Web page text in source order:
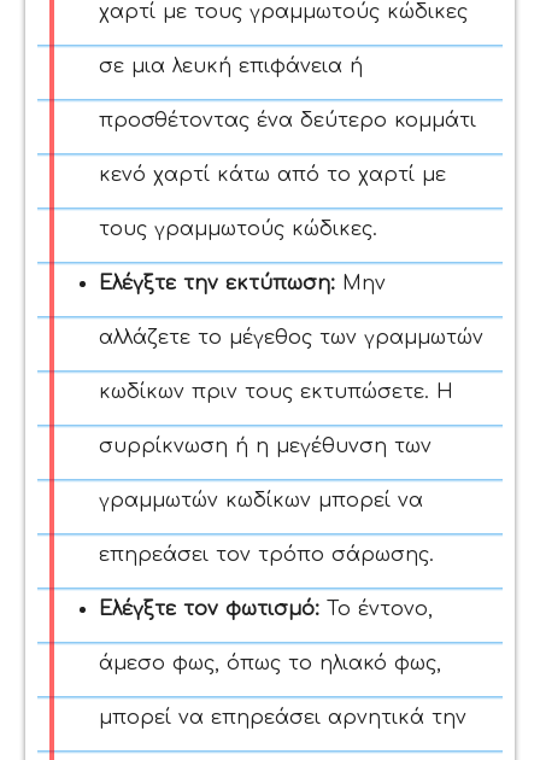
χαρτί με τους γραμμωτούς κώδικες
σε μια λευκή επιφάνεια ή
προσθέτοντας ένα δεύτερο κομμάτι
κενό χαρτί κάτω από το χαρτί με
τους γραμμωτούς κώδικες.
Ελέγξτε την εκτύπωση: Μην
αλλάζετε το μέγεθος των γραμμωτών
κωδίκων πριν τους εκτυπώσετε. Η
συρρίκνωση ή η μεγέθυνση των
γραμμωτών κωδίκων μπορεί να
επηρεάσει τον τρόπο σάρωσης.
Ελέγξτε τον φωτισμό: Το έντονο,
άμεσο φως, όπως το ηλιακό φως,
μπορεί να επηρεάσει αρνητικά την